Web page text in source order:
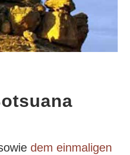
dem einmaligen